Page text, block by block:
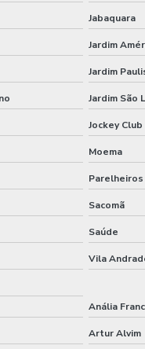
térmico preço
para tratamento térmico
a gás
eletrostática
para secagem
forno industrial
Jabaquara
Jardim
Jardim
Jardim São
Jockey Club
Moema
Parelheiros
Sacomã
Saúde
Vila
Anália
Artur Alvim